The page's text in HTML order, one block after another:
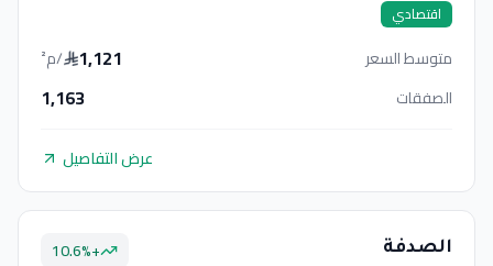
اقتصادي
متوسط السعر 1,121
/م²
الصفقات
1,163
عرض التفاصيل
الصدفة +
10.6%